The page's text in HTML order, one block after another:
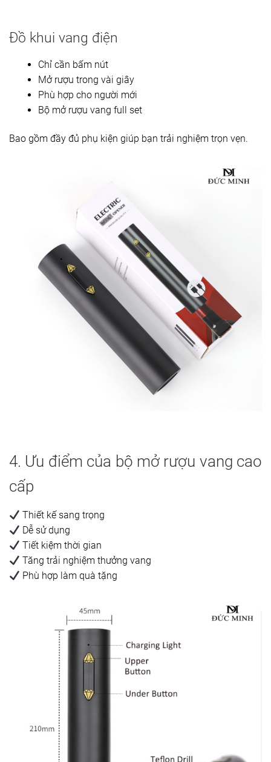
Đồ khui vang điện
Chỉ cần bấm nút
Mở rượu trong vài giây
Phù hợp cho người mới
Bộ mở rượu vang full set
Bao gồm đầy đủ phụ kiện giúp bạn trải nghiệm trọn vẹn.
4. Ưu điểm của bộ mở rượu vang cao
cấp
Thiết kế sang trọng
Dễ sử dụng
Tiết kiệm thời gian
Tăng trải nghiệm thưởng vang
Phù hợp làm quà tặng